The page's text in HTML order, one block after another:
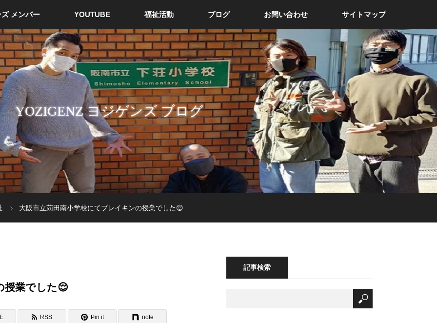
メンバー YOUTUBE 福祉活動 ブログ お問い合わせ サイトマップ
YOZIGENZ ヨジゲンズ ブログ
大阪市立苅田南小学校にてブレイキンの授業でした😌
授業でした😌
RSS Pin it note
記事検索